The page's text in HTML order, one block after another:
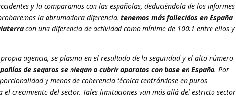
y la comparamos con las españolas, deduciéndola de los informes
la abrumadora diferencia: tenemos más fallecidos en España
con una diferencia de actividad como mínimo de 100:1 entre ellos y
agencia, se plasma en el resultado de la seguridad y el alto número
de seguros se niegan a cubrir aparatos con base en España. Por
y menos de coherencia técnica centrándose en puros
crecimiento del sector. Tales limitaciones van más allá del estricto sector